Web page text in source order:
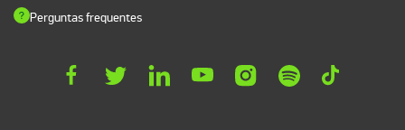
Perguntas frequentes